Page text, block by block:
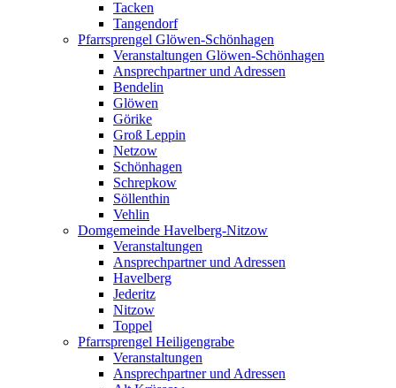
Tacken
Tangendorf
Pfarrsprengel Glöwen-Schönhagen
Veranstaltungen Glöwen-Schönhagen
Ansprechpartner und Adressen
Bendelin
Glöwen
Görike
Groß Leppin
Netzow
Schönhagen
Schrepkow
Söllenthin
Vehlin
Domgemeinde Havelberg-Nitzow
Veranstaltungen
Ansprechpartner und Adressen
Havelberg
Jederitz
Nitzow
Toppel
Pfarrsprengel Heiligengrabe
Veranstaltungen
Ansprechpartner und Adressen